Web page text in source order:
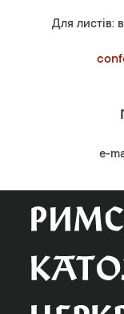
Для листів:
e-